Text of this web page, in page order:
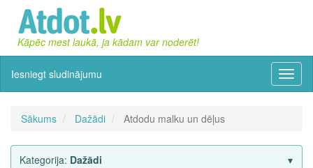
Kāpēc mest laukā, ja kādam var noderēt!
Iesniegt sludinājumu
Sākums Dažādi Atdodu malku un dēļus
Kategorija: Dažādi